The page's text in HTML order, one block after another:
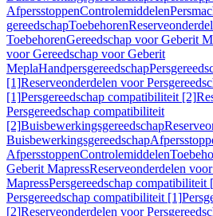
AfpersstoppenControlemiddelen
gereedschapToebehoren
ToebehorenGereedschap voor Geberit
voor Gereedschap voor Geberit
MeplaHandpersgereedschap
[1]Reserveonderdelen voor
[1]Persgereedschap compatibiliteit [2]
Persgereedschap compatibiliteit
[2]Buisbewerkingsgereedschap
Buisbewerkingsgereedschap
AfpersstoppenControlemiddelen
Geberit MapressReserveonderdelen
MapressPersgereedschap compatibiliteit
Persgereedschap compatibiliteit [1]
[2]Reserveonderdelen voor